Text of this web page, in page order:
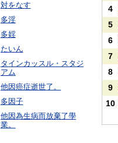
対をなす
多淫
多婬
たいん
タインカッスル・スタジ
アム
他因癌症逝世了。
多因子
他因為生病而放棄了學
業。
4
5
6
7
8
9
10